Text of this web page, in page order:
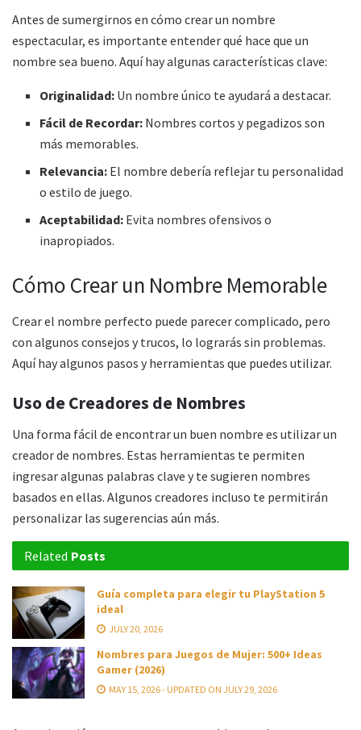
Antes de sumergirnos en cómo crear un nombre
espectacular, es importante entender qué hace que un
nombre sea bueno. Aquí hay algunas características clave:
Originalidad: Un nombre único te ayudará a destacar.
Fácil de Recordar: Nombres cortos y pegadizos son
más memorables.
Relevancia: El nombre debería reflejar tu personalidad
o estilo de juego.
Aceptabilidad: Evita nombres ofensivos o
inapropiados.
Cómo Crear un Nombre Memorable
Crear el nombre perfecto puede parecer complicado, pero
con algunos consejos y trucos, lo lograrás sin problemas.
Aquí hay algunos pasos y herramientas que puedes utilizar.
Uso de Creadores de Nombres
Una forma fácil de encontrar un buen nombre es utilizar un
creador de nombres. Estas herramientas te permiten
ingresar algunas palabras clave y te sugieren nombres
basados en ellas. Algunos creadores incluso te permitirán
personalizar las sugerencias aún más.
Related Posts
Guía completa para elegir tu PlayStation 5
ideal
JULY 20, 2026
Nombres para Juegos de Mujer: 500+ Ideas
Gamer (2026)
MAY 15, 2026 - UPDATED ON JULY 29, 2026